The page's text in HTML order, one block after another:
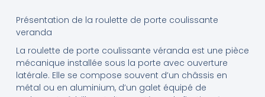
Présentation de la roulette de porte coulissante
veranda
La roulette de porte coulissante véranda est une pièce
mécanique installée sous la porte avec ouverture
latérale. Elle se compose souvent d’un châssis en
métal ou en aluminium, d’un galet équipé de